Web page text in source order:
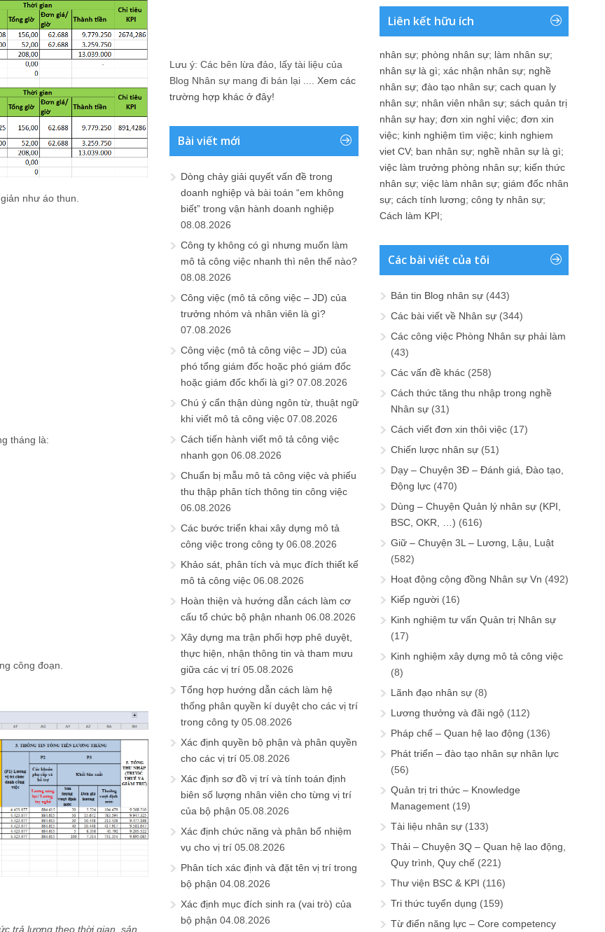
như áo thun.
tháng là:
công đoạn.
trả lương theo thời gian, sản
Lưu ý: Các bên lừa đảo, lấy tài liệu của
Blog Nhân sự mang đi bán lại .... Xem các
trường hợp khác ở đây!
Bài viết mới
Dòng chảy giải quyết vấn đề trong
doanh nghiệp và bài toán “em không
biết” trong vận hành doanh nghiệp
08.08.2026
Công ty không có gì nhưng muốn làm
mô tả công việc nhanh thì nên thế nào?
08.08.2026
Công việc (mô tả công việc – JD) của
trưởng nhóm và nhân viên là gì?
07.08.2026
Công việc (mô tả công việc – JD) của
phó tổng giám đốc hoặc phó giám đốc
hoặc giám đốc khối là gì? 07.08.2026
Chú ý cẩn thận dùng ngôn từ, thuật ngữ
khi viết mô tả công việc 07.08.2026
Cách tiến hành viết mô tả công việc
nhanh gọn 06.08.2026
Chuẩn bị mẫu mô tả công việc và phiếu
thu thập phân tích thông tin công việc
06.08.2026
Các bước triển khai xây dựng mô tả
công việc trong công ty 06.08.2026
Khảo sát, phân tích và mục đích thiết kế
mô tả công việc 06.08.2026
Hoàn thiện và hướng dẫn cách làm cơ
cấu tổ chức bộ phận nhanh 06.08.2026
Xây dựng ma trận phối hợp phê duyệt,
thực hiện, nhận thông tin và tham mưu
giữa các vị trí 05.08.2026
Tổng hợp hướng dẫn cách làm hệ
thống phân quyền kí duyệt cho các vị trí
trong công ty 05.08.2026
Xác định quyền bộ phận và phân quyền
cho các vị trí 05.08.2026
Xác định sơ đồ vị trí và tính toán định
biên số lượng nhân viên cho từng vị trí
của bộ phận 05.08.2026
Xác định chức năng và phân bổ nhiệm
vụ cho vị trí 05.08.2026
Phân tích xác định và đặt tên vị trí trong
bộ phận 04.08.2026
Xác định mục đích sinh ra (vai trò) của
bộ phận 04.08.2026
Liên kết hữu ích
nhân sự; phòng nhân sự; làm nhân sự;
nhân sự là gì; xác nhận nhân sự; nghề
nhân sự; đào tạo nhân sự; cach quan ly
nhân sự; nhân viên nhân sự; sách quản trị
nhân sự hay; đơn xin nghỉ việc; đơn xin
việc; kinh nghiệm tìm việc; kinh nghiem
viet CV; ban nhân sự; nghề nhân sự là gì;
việc làm trưởng phòng nhân sự; kiến thức
nhân sự; việc làm nhân sự; giám đốc nhân
sự; cách tính lương; công ty nhân sự;
Cách làm KPI;
Các bài viết của tôi
Bản tin Blog nhân sự (443)
Các bài viết về Nhân sự (344)
Các công việc Phòng Nhân sự phải làm
(43)
Các vấn đề khác (258)
Cách thức tăng thu nhập trong nghề
Nhân sự (31)
Cách viết đơn xin thôi việc (17)
Chiến lược nhân sự (51)
Dạy – Chuyện 3Đ – Đánh giá, Đào tạo,
Động lực (470)
Dùng – Chuyện Quản lý nhân sự (KPI,
BSC, OKR, …) (616)
Giữ – Chuyện 3L – Lương, Lậu, Luật
(582)
Hoạt động cộng đồng Nhân sự Vn (492)
Kiếp người (16)
Kinh nghiệm tư vấn Quản trị Nhân sự
(17)
Kinh nghiệm xây dựng mô tả công việc
(8)
Lãnh đạo nhân sự (8)
Lương thưởng và đãi ngộ (112)
Pháp chế – Quan hệ lao động (136)
Phát triển – đào tạo nhân sự nhân lực
(56)
Quản trị tri thức – Knowledge
Management (19)
Tài liệu nhân sự (133)
Thải – Chuyện 3Q – Quan hệ lao động,
Quy trình, Quy chế (221)
Thư viện BSC & KPI (116)
Tri thức tuyển dụng (159)
Từ điển năng lực – Core competency